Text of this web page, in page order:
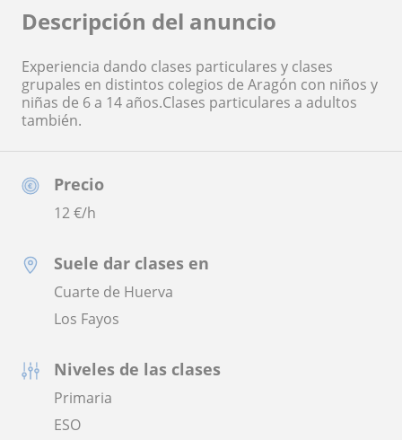
Precio
12€/h
Suele dar clases en
Cuarte de Huerva
Los Fayos
Niveles de las clases
Primaria
ESO
Descripción del anuncio
Experiencia dando clases particulares y clases
grupales en distintos colegios de Aragón con niños y
niñas de 6 a 14 años.Clases particulares a adultos
también.